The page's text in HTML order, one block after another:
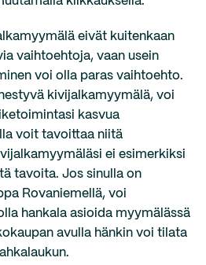
eivät kuitenkaan
vaihtoehtoja, vaan usein
voi olla paras vaihtoehto.
kivijalkamyymälä, voi
kasvua
voit tavoittaa niitä
ei esimerkiksi
tavoita. Jos sinulla on
Rovaniemellä, voi
hankala asioida myymälässä
avulla hänkin voi tilata